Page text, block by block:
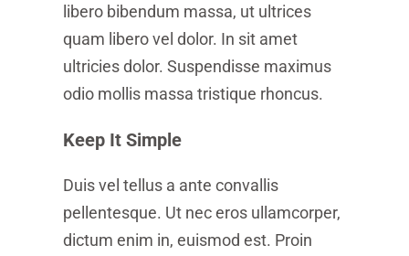
libero bibendum massa, ut ultrices
quam libero vel dolor. In sit amet
ultricies dolor. Suspendisse maximus
odio mollis massa tristique rhoncus.
Keep It Simple
Duis vel tellus a ante convallis
pellentesque. Ut nec eros ullamcorper,
dictum enim in, euismod est. Proin